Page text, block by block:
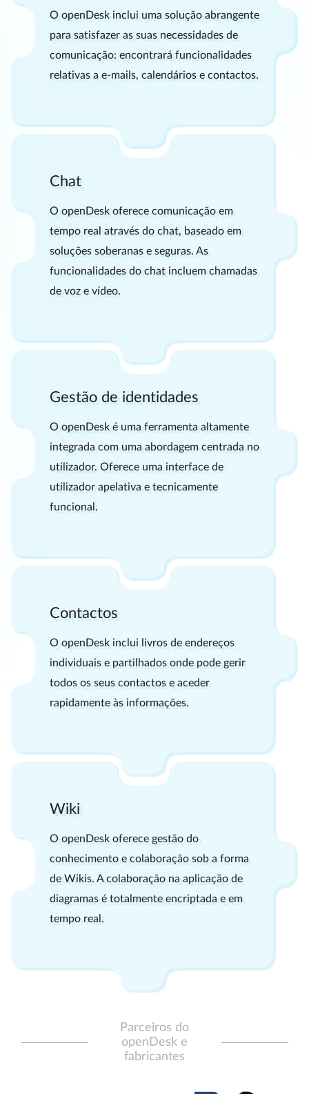
O openDesk inclui uma solução abrangente
para satisfazer as suas necessidades de
comunicação: encontrará funcionalidades
relativas a e-mails, calendários e contactos.
Chat
O openDesk oferece comunicação em
tempo real através do chat, baseado em
soluções soberanas e seguras. As
funcionalidades do chat incluem chamadas
de voz e vídeo.
Gestão de identidades
O openDesk é uma ferramenta altamente
integrada com uma abordagem centrada no
utilizador. Oferece uma interface de
utilizador apelativa e tecnicamente
funcional.
Contactos
O openDesk inclui livros de endereços
individuais e partilhados onde pode gerir
todos os seus contactos e aceder
rapidamente às informações.
Wiki
O openDesk oferece gestão do
conhecimento e colaboração sob a forma
de Wikis. A colaboração na aplicação de
diagramas é totalmente encriptada e em
tempo real.
Parceiros do
openDesk e
fabricantes